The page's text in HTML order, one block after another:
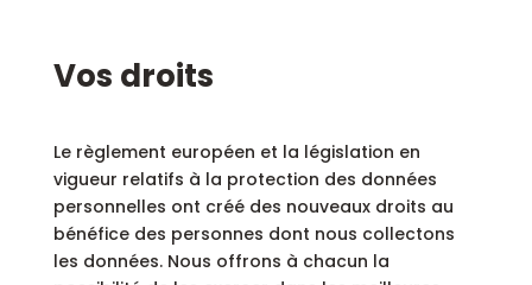
Vos droits
Le règlement européen et la législation en
vigueur relatifs à la protection des données
personnelles ont créé des nouveaux droits au
bénéfice des personnes dont nous collectons
les données. Nous offrons à chacun la